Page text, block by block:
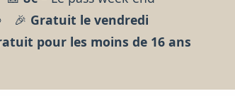
🎉 Gratuit le vendredi
pour les moins de 16 ans